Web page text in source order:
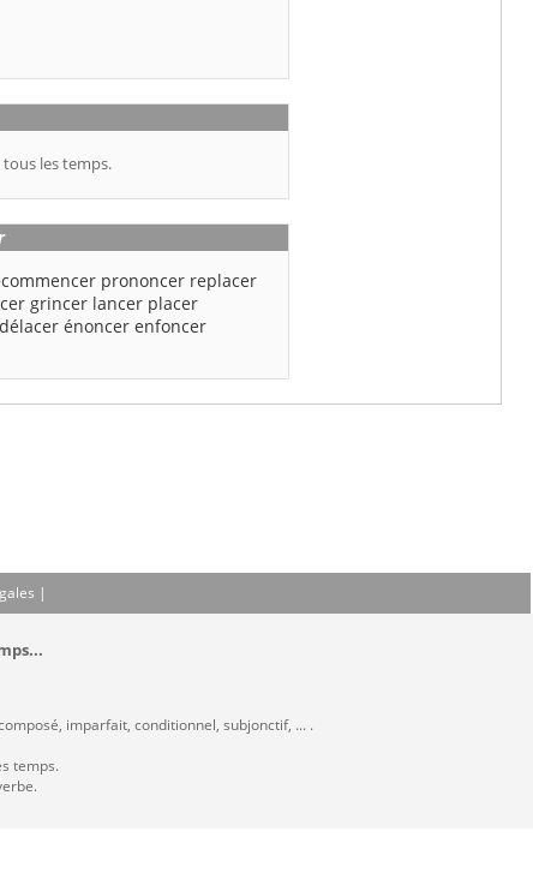
tous les temps.
prononcer replacer
grincer lancer placer
délacer énoncer enfoncer
|
imparfait, conditionnel, subjonctif, ... .
temps.